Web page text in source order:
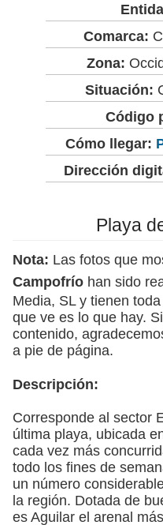
Comarca:
Zona:
Situación:
Código
Cómo llegar:
Dirección
Playa
Nota: Las fotos que
Campofrío han sido
Media, SL y tienen
que ve es lo que hay.
contenido,
a pie de página.
Descripción:
Corresponde al sector
última playa, ubicada
cada vez más
todo los fines de
un número
la región. Dotada de
es Aguilar el arenal